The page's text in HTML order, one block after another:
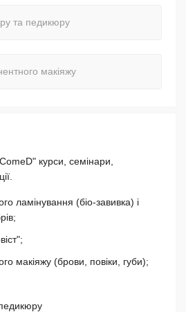
та педикюру
макіяжу
курси, семінари,
ламінування (біо-завивка) і
макіяжу (брови, повіки, губи);